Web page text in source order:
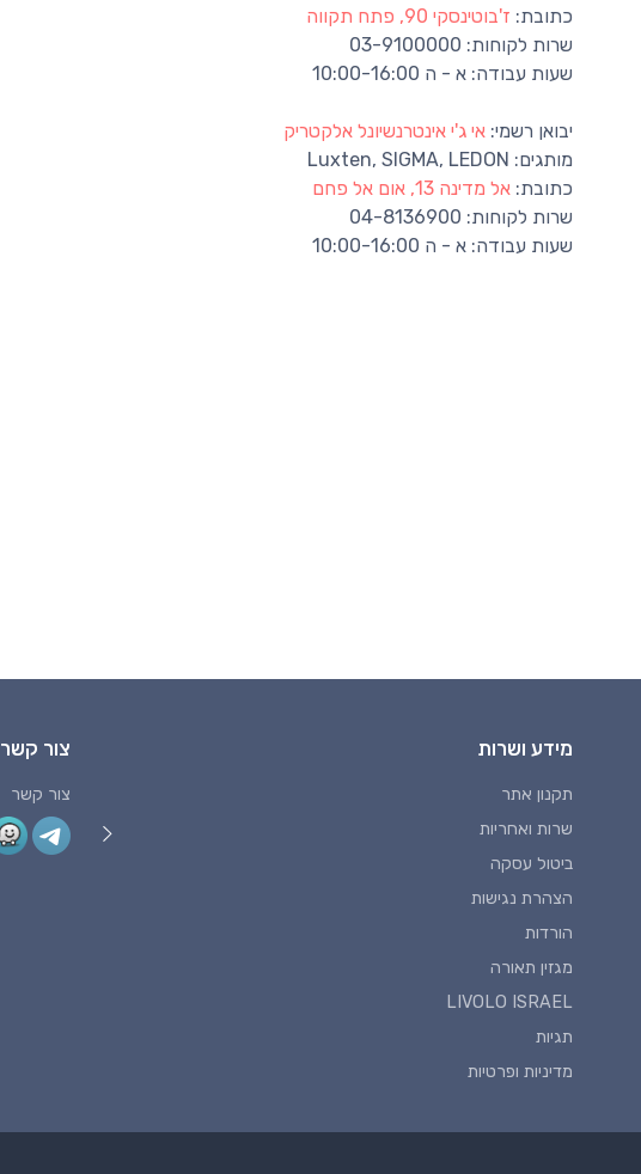
כתובת: ז'בוטינסקי 90, פתח תקווה
שרות לקוחות:
שעות עבודה: א - ה 10:00-16:00
יבואן רשמי: אי ג'י אינטרנשיונל אלקטריק
מותגים:
כתובת: אל מדינה 13, אום אל פחם
שרות לקוחות:
שעות עבודה: א - ה 10:00-16:00
מידע ושרות
תקנון אתר
שרות ואחריות
ביטול עסקה
הצהרת נגישות
הורדות
מגזין תאורה
LIVOLO ISRAEL
תגיות
מדיניות ופרטיות
צור קשר
צור קשר